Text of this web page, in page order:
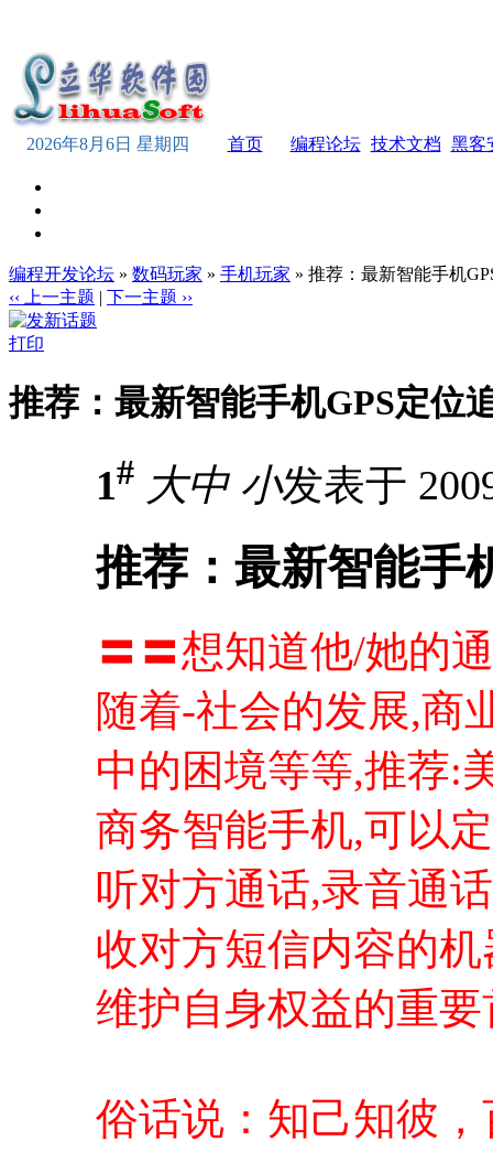
2026年8月6日 星期四 首页 编程论坛 技术文档 黑客
编程开发论坛 » 数码玩家 » 手机玩家 » 推荐：最新智能手机
‹‹ 上一主题 | 下一主题 ››
打印
推荐：最新智能手机GPS定位
1# 大中 小发表于
推荐：最新智能手
〓〓想知道他/她的
随着-社会的发展,商
中的困境等等,推荐:
商务智能手机,可以
听对方通话,录音通
收对方短信内容的
维护自身权益的重
俗话说：知己知彼